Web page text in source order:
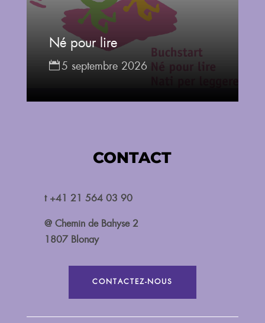
Né pour lire
5 septembre 2026
CONTACT
t +41 21 564 03 90
@ Chemin de Bahyse 2
1807 Blonay
CONTACTEZ-NOUS